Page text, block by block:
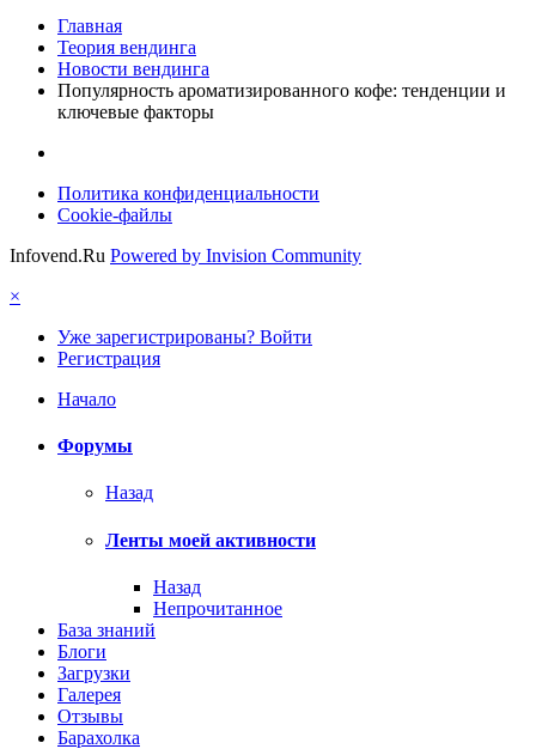
Главная
Теория вендинга
Новости вендинга
Популярность ароматизированного кофе: тенденции и
ключевые факторы
Политика конфиденциальности
Cookie-файлы
Infovend.Ru Powered by Invision Community
×
Уже зарегистрированы? Войти
Регистрация
Начало
Форумы
Назад
Ленты моей активности
Назад
Непрочитанное
База знаний
Блоги
Загрузки
Галерея
Отзывы
Барахолка